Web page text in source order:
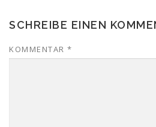
SCHREIBE EINEN
KOMMENTAR *